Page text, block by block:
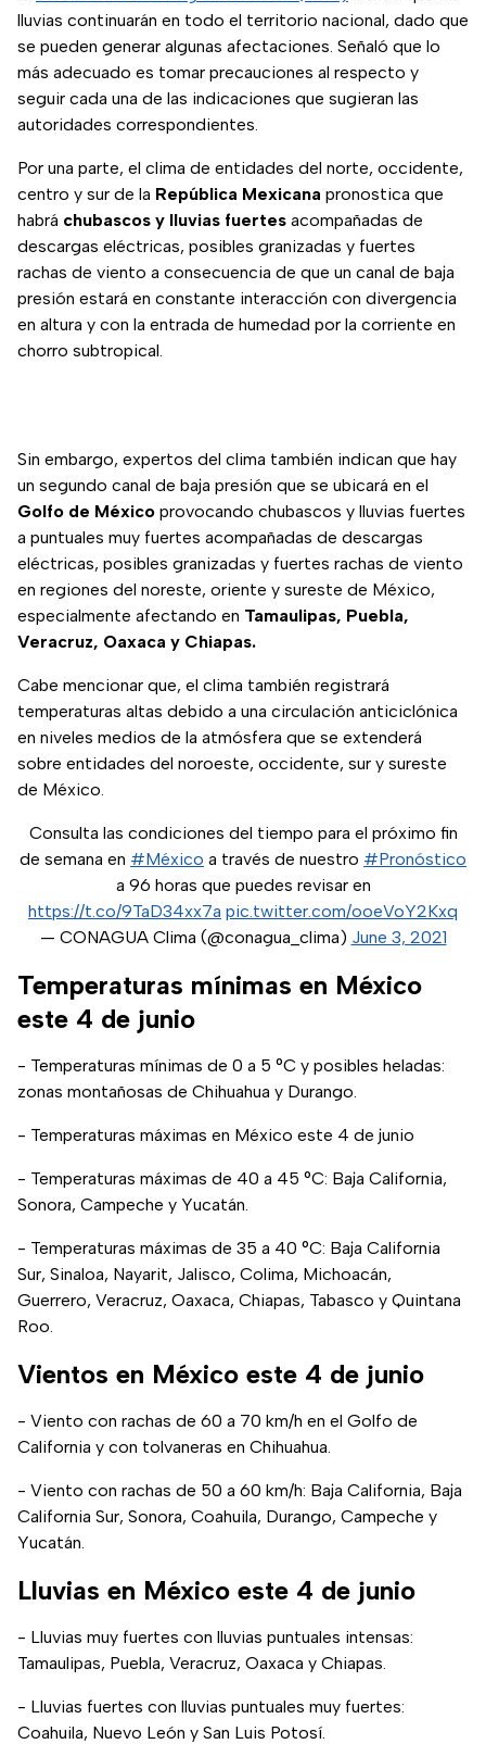
lluvias continuarán en todo el territorio nacional, dado que
se pueden generar algunas afectaciones. Señaló que lo
más adecuado es tomar precauciones al respecto y
seguir cada una de las indicaciones que sugieran las
autoridades correspondientes.
Por una parte, el clima de entidades del norte, occidente,
centro y sur de la República Mexicana pronostica que
habrá chubascos y lluvias fuertes acompañadas de
descargas eléctricas, posibles granizadas y fuertes
rachas de viento a consecuencia de que un canal de baja
presión estará en constante interacción con divergencia
en altura y con la entrada de humedad por la corriente en
chorro subtropical.
Sin embargo, expertos del clima también indican que hay
un segundo canal de baja presión que se ubicará en el
Golfo de México provocando chubascos y lluvias fuertes
a puntuales muy fuertes acompañadas de descargas
eléctricas, posibles granizadas y fuertes rachas de viento
en regiones del noreste, oriente y sureste de México,
especialmente afectando en Tamaulipas, Puebla,
Veracruz, Oaxaca y Chiapas.
Cabe mencionar que, el clima también registrará
temperaturas altas debido a una circulación anticiclónica
en niveles medios de la atmósfera que se extenderá
sobre entidades del noroeste, occidente, sur y sureste
de México.
Consulta las condiciones del tiempo para el próximo fin
de semana en #México a través de nuestro #Pronóstico
a 96 horas que puedes revisar en
https://t.co/9TaD34xx7a pic.twitter.com/ooeVoY2Kxq
— CONAGUA Clima (@conagua_clima) June 3, 2021
Temperaturas mínimas en México
este 4 de junio
- Temperaturas mínimas de 0 a 5 °C y posibles heladas:
zonas montañosas de Chihuahua y Durango.
- Temperaturas máximas en México este 4 de junio
- Temperaturas máximas de 40 a 45 °C: Baja California,
Sonora, Campeche y Yucatán.
- Temperaturas máximas de 35 a 40 °C: Baja California
Sur, Sinaloa, Nayarit, Jalisco, Colima, Michoacán,
Guerrero, Veracruz, Oaxaca, Chiapas, Tabasco y Quintana
Roo.
Vientos en México este 4 de junio
- Viento con rachas de 60 a 70 km/h en el Golfo de
California y con tolvaneras en Chihuahua.
- Viento con rachas de 50 a 60 km/h: Baja California, Baja
California Sur, Sonora, Coahuila, Durango, Campeche y
Yucatán.
Lluvias en México este 4 de junio
- Lluvias muy fuertes con lluvias puntuales intensas:
Tamaulipas, Puebla, Veracruz, Oaxaca y Chiapas.
- Lluvias fuertes con lluvias puntuales muy fuertes:
Coahuila, Nuevo León y San Luis Potosí.